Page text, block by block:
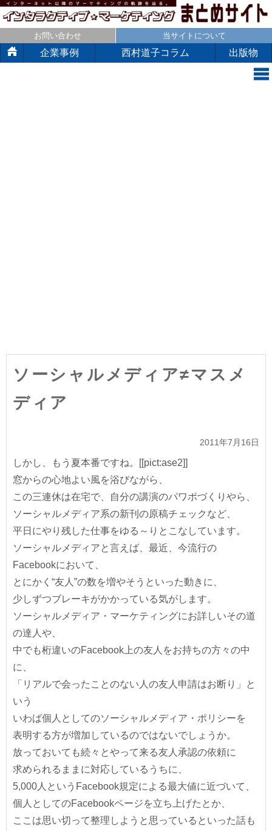
お問い合わせ 当サイトについて
企業事例 西村道子コラム 出版物
ソーシャルメディア≠マスメ
ディア
2011年7月16日
しかし、もう夏本番ですね。[[pict:ase2]]
窓からの心地よい風を浴びながら、
この三連休は在宅で、自分の講演のパワポづくりやら、
ソーシャルメディア系の新刊の原稿チェックなど、
平日にやり残した仕事をゆる～りとこなしています。
ソーシャルメディアと言えば、最近、今流行の
Facebookにおいて、
とにかく“友人”の数を増やそうといった動きに、
少しずつブレーキがかかっている気がします。
ソーシャルメディア・マーケティングにお詳しいその道
の達人や、
中でも桁違いのFacebook上の友人をお持ちの方々の中
に、
「リアルで会ったことのない人の友人申請はお断り」と
いう
いわば個人としてのソーシャルメディア・ポリシーを
表明する方が増加しているのではないでしょうか。
放っておいても続々とやって来る友人承認の依頼に
求められるままに対応しているうちに、
5,000人というFacebook規定による最大値に近づいて、
個人としてのFacebookページを立ち上げたとか、
ここは思い切って整理しようと思っているといった話も